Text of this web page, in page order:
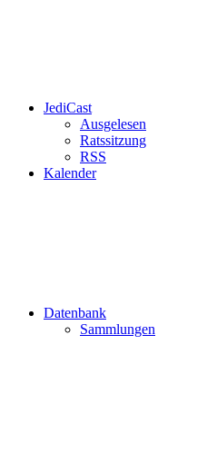
JediCast
Ausgelesen
Ratssitzung
RSS
Kalender
Datenbank
Sammlungen